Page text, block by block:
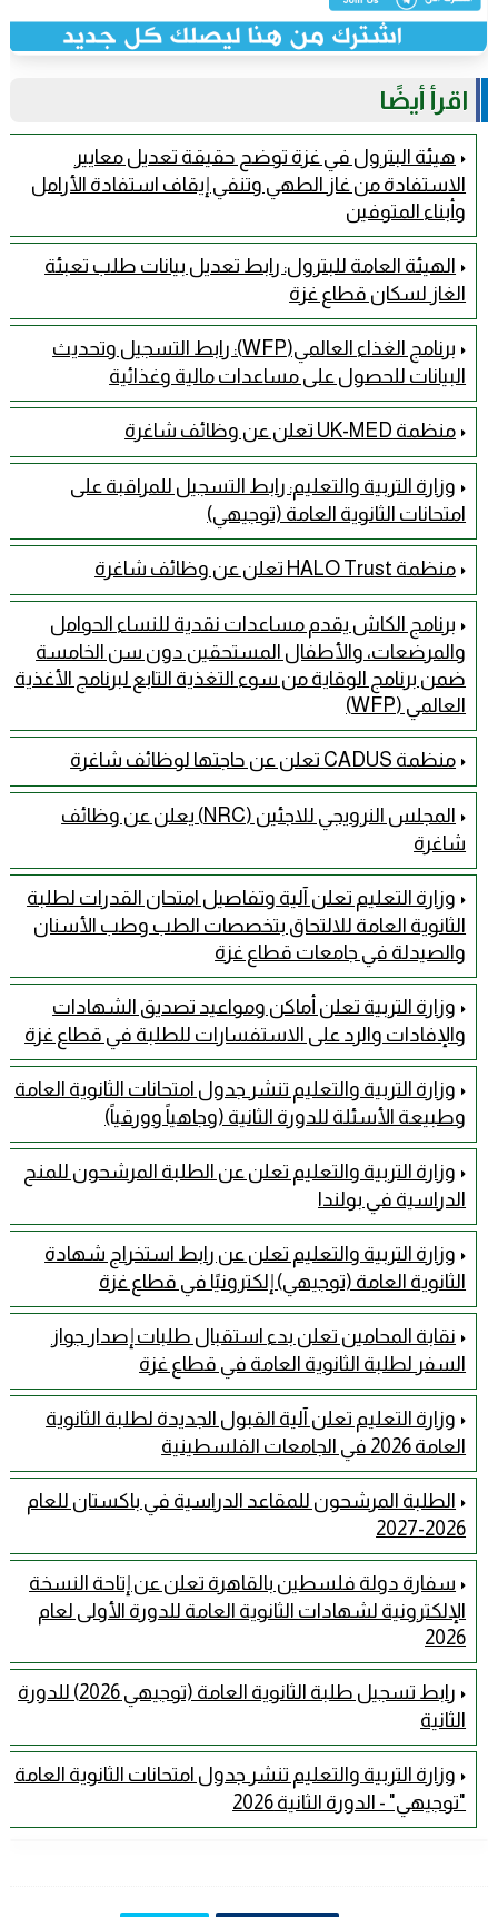
اقرأ أيضًا
هيئة البترول في غزة توضح حقيقة تعديل معايير
الاستفادة من غاز الطهي وتنفي إيقاف استفادة الأرامل
وأبناء المتوفين
الهيئة العامة للبترول: رابط تعديل بيانات طلب تعبئة
الغاز لسكان قطاع غزة
برنامج الغذاء العالمي(WFP): رابط التسجيل وتحديث
البيانات للحصول على مساعدات مالية وغذائية
منظمة UK-MED تعلن عن وظائف شاغرة
وزارة التربية والتعليم: رابط التسجيل للمراقبة على
امتحانات الثانوية العامة (توجيهي)
منظمة HALO Trust تعلن عن وظائف شاغرة
برنامج الكاش يقدم مساعدات نقدية للنساء الحوامل
والمرضعات، والأطفال المستحقين دون سن الخامسة
ضمن برنامج الوقاية من سوء التغذية التابع لبرنامج الأغذية
العالمي (WFP)
منظمة CADUS تعلن عن حاجتها لوظائف شاغرة
المجلس النرويجي للاجئين (NRC) يعلن عن وظائف
شاغرة
وزارة التعليم تعلن آلية وتفاصيل امتحان القدرات لطلبة
الثانوية العامة للالتحاق بتخصصات الطب وطب الأسنان
والصيدلة في جامعات قطاع غزة
وزارة التربية تعلن أماكن ومواعيد تصديق الشهادات
والإفادات والرد على الاستفسارات للطلبة في قطاع غزة
وزارة التربية والتعليم تنشر جدول امتحانات الثانوية العامة
وطبيعة الأسئلة للدورة الثانية (وجاهياً وورقياً)
وزارة التربية والتعليم تعلن عن الطلبة المرشحون للمنح
الدراسية في بولندا
وزارة التربية والتعليم تعلن عن رابط استخراج شهادة
الثانوية العامة (توجيهي) إلكترونيًا في قطاع غزة
نقابة المحامين تعلن بدء استقبال طلبات إصدار جواز
السفر لطلبة الثانوية العامة في قطاع غزة
وزارة التعليم تعلن آلية القبول الجديدة لطلبة الثانوية
العامة 2026 في الجامعات الفلسطينية
الطلبة المرشحون للمقاعد الدراسية في باكستان للعام
2026-2027
سفارة دولة فلسطين بالقاهرة تعلن عن إتاحة النسخة
الإلكترونية لشهادات الثانوية العامة للدورة الأولى لعام
2026
رابط تسجيل طلبة الثانوية العامة (توجيهي 2026) للدورة
الثانية
وزارة التربية والتعليم تنشر جدول امتحانات الثانوية العامة
"توجيهي" - الدورة الثانية 2026